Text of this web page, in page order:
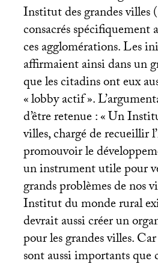
Institut des grandes villes
consacrés spécifiquement
ces agglomérations. Les
affirmaient ainsi dans un
que les citadins ont eux
«lobby actif».
d’être retenue : «Un
villes, chargé de recueillir
promouvoir le
un instrument utile pour
grands problèmes de nos
Institut du monde rural
devrait aussi créer un
pour les grandes villes.
sont aussi importants que